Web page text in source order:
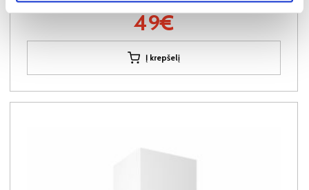
Kaina galioja sandėlyje esančioms prekėms
49€
Į krepšelį